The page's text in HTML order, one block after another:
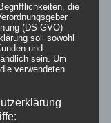
die
(DS-GVO)
soll sowohl
und
sein. Um
verwendeten